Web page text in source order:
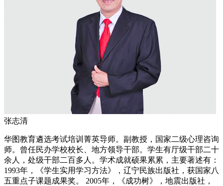
张志清
华图教育遴选考试培训菁英导师。副教授，国家二级心理咨询
师。曾任民办学校校长、地方领导干部。学生有厅级干部二十
余人，处级干部二百多人。学术成就硕果累累，主要著述有：
1993年，《学生实用学习方法》，辽宁民族出版社，获国家八
五重点子课题成果奖。 2005年，《成功树》，地震出版社，